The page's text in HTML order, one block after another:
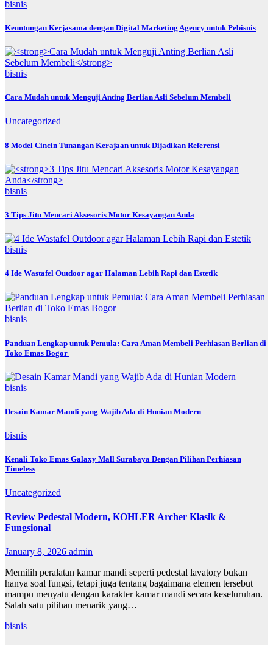
bisnis
Keuntungan Kerjasama dengan Digital Marketing Agency untuk Pebisnis
bisnis
Cara Mudah untuk Menguji Anting Berlian Asli Sebelum Membeli
Uncategorized
8 Model Cincin Tunangan Kerajaan untuk Dijadikan Referensi
bisnis
3 Tips Jitu Mencari Aksesoris Motor Kesayangan Anda
bisnis
4 Ide Wastafel Outdoor agar Halaman Lebih Rapi dan Estetik
bisnis
Panduan Lengkap untuk Pemula: Cara Aman Membeli Perhiasan Berlian di
Toko Emas Bogor
bisnis
Desain Kamar Mandi yang Wajib Ada di Hunian Modern
bisnis
Kenali Toko Emas Galaxy Mall Surabaya Dengan Pilihan Perhiasan
Timeless
Uncategorized
Review Pedestal Modern, KOHLER Archer Klasik &
Fungsional
January 8, 2026 admin
Memilih peralatan kamar mandi seperti pedestal lavatory bukan
hanya soal fungsi, tetapi juga tentang bagaimana elemen tersebut
mampu menyatu dengan karakter kamar mandi secara keseluruhan.
Salah satu pilihan menarik yang…
bisnis